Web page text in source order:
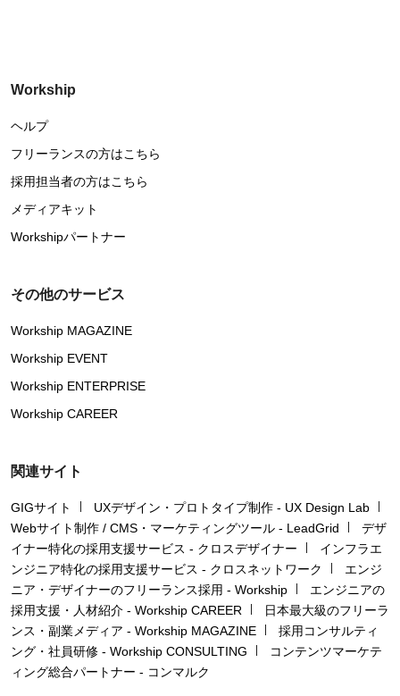
Workship
ヘルプ
フリーランスの方はこちら
採用担当者の方はこちら
メディアキット
Workshipパートナー
その他のサービス
Workship MAGAZINE
Workship EVENT
Workship ENTERPRISE
Workship CAREER
関連サイト
GIGサイト
UXデザイン・プロトタイプ制作 - UX Design Lab
Webサイト制作 / CMS・マーケティングツール - LeadGrid
デザ
イナー特化の採用支援サービス - クロスデザイナー
インフラエ
ンジニア特化の採用支援サービス - クロスネットワーク
エンジ
ニア・デザイナーのフリーランス採用 - Workship
エンジニアの
採用支援・人材紹介 - Workship CAREER
日本最大級のフリーラ
ンス・副業メディア - Workship MAGAZINE
採用コンサルティ
ング・社員研修 - Workship CONSULTING
コンテンツマーケテ
ィング総合パートナー - コンマルク